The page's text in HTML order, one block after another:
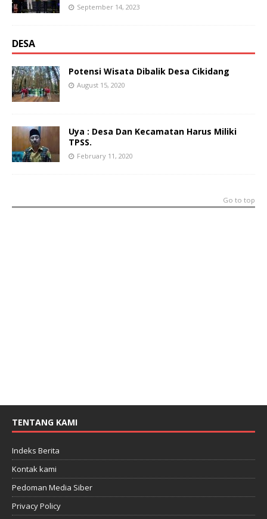
September 14, 2023
DESA
Potensi Wisata Dibalik Desa Cikidang
August 15, 2020
Uya : Desa Dan Kecamatan Harus Miliki
TPSS.
February 11, 2020
Go to top
TENTANG KAMI
Indeks Berita
Kontak kami
Pedoman Media Siber
Privacy Policy